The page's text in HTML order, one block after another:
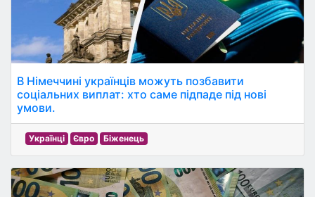
В Німеччині українців можуть позбавити
соціальних виплат: хто саме підпаде під нові
умови.
Українці Євро Біженець